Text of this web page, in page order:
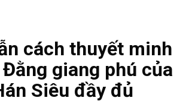
cách thuyết minh
giang phú của
Siêu đầy đủ